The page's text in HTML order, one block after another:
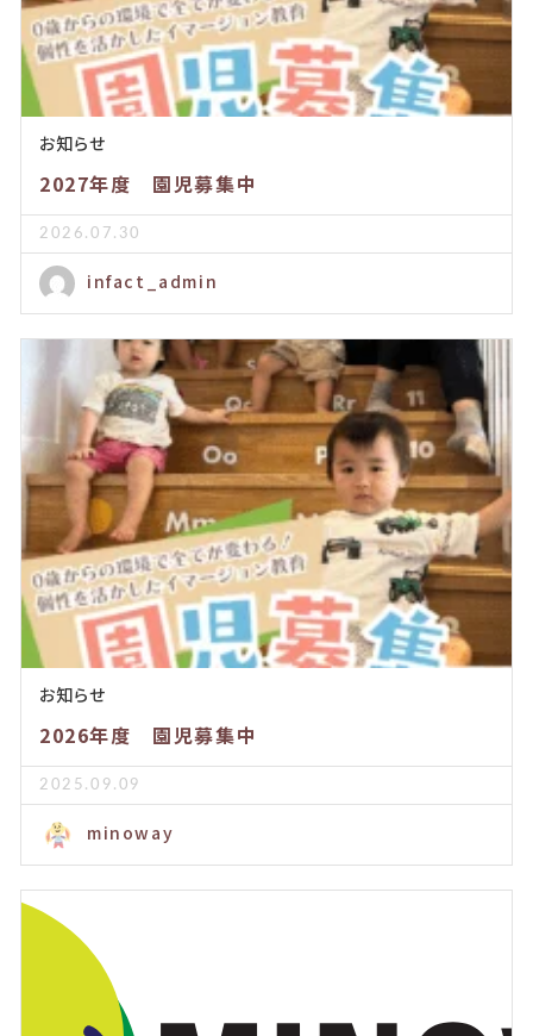
お知らせ
2027年度 園児募集中
2026.07.30
infact_admin
お知らせ
2026年度 園児募集中
2025.09.09
minoway